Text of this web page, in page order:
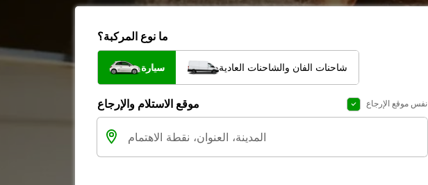
ما نوع المركبة؟
سيارة شاحنات الفان والشاحنات العادية
موقع الاستلام والإرجاع نفس موقع الإرجاع